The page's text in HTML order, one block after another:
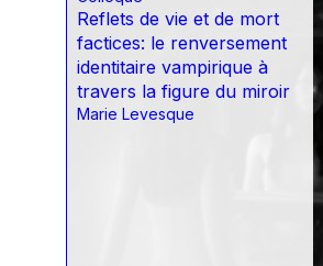
Reflets de vie et de mort
factices: le renversement
identitaire vampirique à
travers la figure du miroir
Marie Levesque